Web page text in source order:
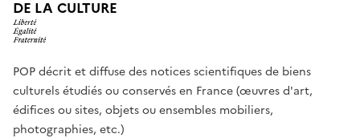
DE LA CULTURE
POP décrit et diffuse des notices scientifiques de biens
culturels étudiés ou conservés en France (œuvres d'art,
édifices ou sites, objets ou ensembles mobiliers,
photographies, etc.)